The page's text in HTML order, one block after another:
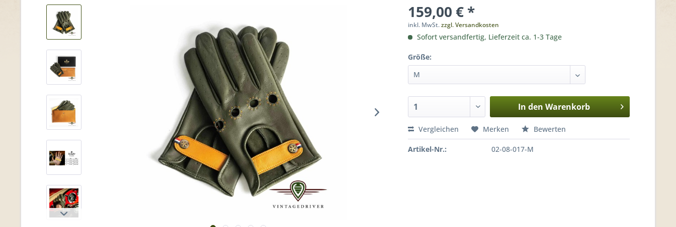
159,00 € *
inkl. MwSt.zzgl. Versandkosten
Sofort versandfertig, Lieferzeit ca. 1-3 Tage
Größe:
In den Warenkorb
Vergleichen Merken Bewerten
Artikel-Nr.: 02-08-017-M